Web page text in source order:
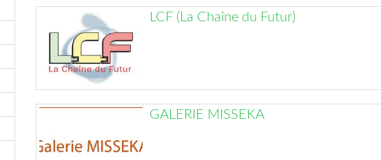
LCF (La Chaîne du Futur)
GALERIE MISSEKA